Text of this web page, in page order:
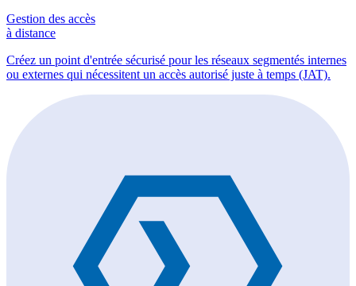
Gestion des accès
à distance
Créez un point d'entrée sécurisé pour les réseaux segmentés internes
ou externes qui nécessitent un accès autorisé juste à temps (JAT).